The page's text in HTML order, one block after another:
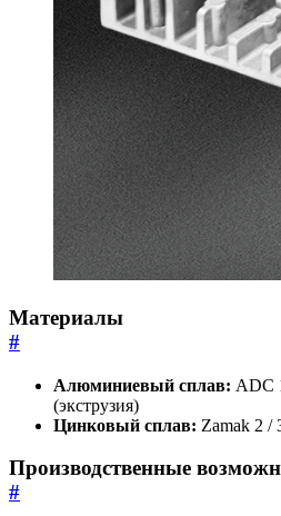
Материалы
#
Алюминиевый сплав: ADC
(экструзия)
Цинковый сплав: Zamak 2 /
Производственные
#